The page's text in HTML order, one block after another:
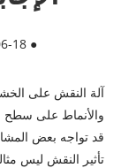
●
18
آلة النقش على
والأنماط على سطح
قد تواجه بعض
تأثير النقش ليس